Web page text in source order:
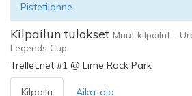
Pistetilanne
Kilpailun tulokset Muut kilpailut -
Legends Cup
Trellet.net #1 @ Lime Rock Park
Kilpailu
Aika-ajo